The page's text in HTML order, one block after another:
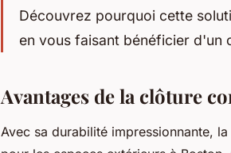
Découvrez pourquoi cette
en vous faisant bénéficier d'un
Avantages de la clôture
Avec sa durabilité impressionnante,